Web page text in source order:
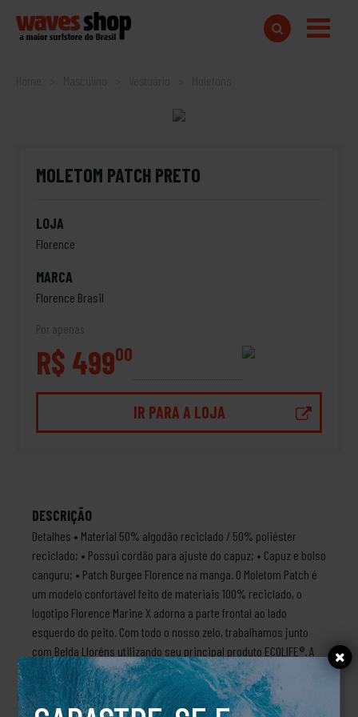
Home
MOLETOM PATCH PRETO
LOJA
Florence
MARCA
Florence Brasil
Por apenas
R$ 49900
IR PARA A LOJA
DESCRIÇÃO
Detalhes • Material 50% algodão reciclado / 50% poliéster
reciclado; • Possui cordão para ajuste do capuz; • Capuz e bolso
canguru; • Patch Burgee Florence na manga. O Moletom Patch é
um modelo confortável feito de materiais 100% reciclado, o
logotipo Florence Marine X adorna a parte frontal ao lado
esquerdo do peito. Com todo o nosso zelo, trabalhamos junto
com Belda Lloréns utilizando seu principal produto ECOLIFE®. A
equipe da Belda é especializada em um processo de fiação
sustentável que resulta em um impacto climático praticamente
zero.